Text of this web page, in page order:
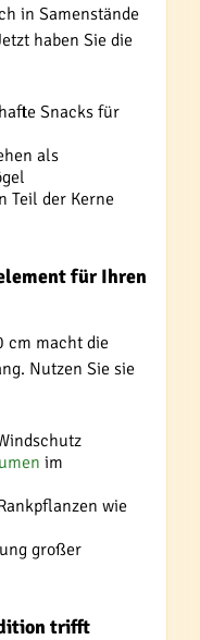
in Samenstände
haben Sie die
Snacks für
als
Teil der Kerne
für Ihren
cm macht die
Nutzen Sie sie
im
wie
großer
trifft